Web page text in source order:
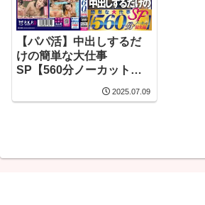
【パパ活】中出しするだ
けの簡単な大仕事
SP【560分ノーカット総
2025.07.09